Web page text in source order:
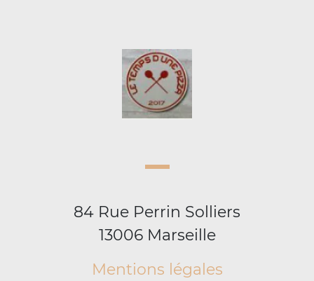
84 Rue Perrin Solliers
13006 Marseille
Mentions légales